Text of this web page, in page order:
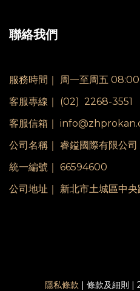
聯絡我們
服務時間｜ 周一至周五
客服專線｜ (02) 2268-3551
客服信箱｜
公司名稱｜ 睿鎰國際有限公司
統一編號｜ 66594600
公司地址｜ 新北市土城區中
隱私條款 | 條款及細則 |